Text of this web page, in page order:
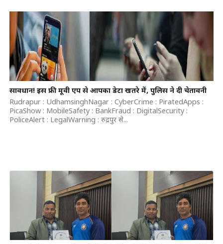
सावधान! इस फ्री मूवी एप से आपका डेटा खतरे में, पुलिस ने दी चेतावनी
Rudrapur : UdhamsinghNagar : CyberCrime : PiratedApps :
PicaShow : MobileSafety : BankFraud : DigitalSecurity :
PoliceAlert : LegalWarning : रुद्रपुर से...